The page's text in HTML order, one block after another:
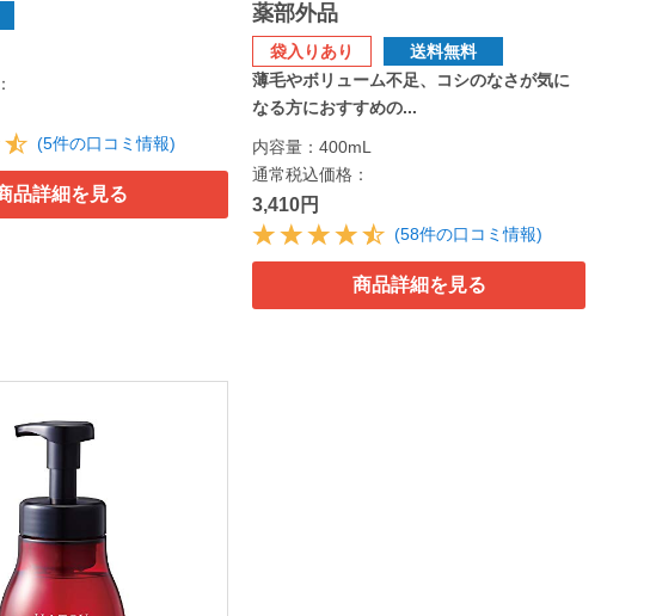
(5件の口コミ情報)
品詳細を見る
薬部外品
袋入りあり
送料無料
薄毛やボリューム不足、コシのなさが気に
なる方におすすめの...
内容量：400mL
通常税込価格：
3,410円
(58件の口コミ情報)
商品詳細を見る